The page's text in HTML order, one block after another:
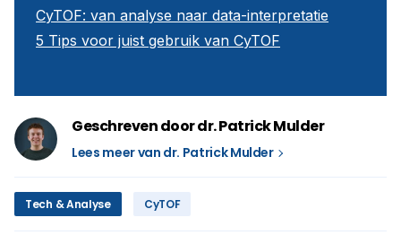
CyTOF: van analyse naar data-interpretatie
5 Tips voor juist gebruik van CyTOF
Geschreven door dr. Patrick Mulder
Lees meer van dr. Patrick Mulder
Tech & Analyse CyTOF